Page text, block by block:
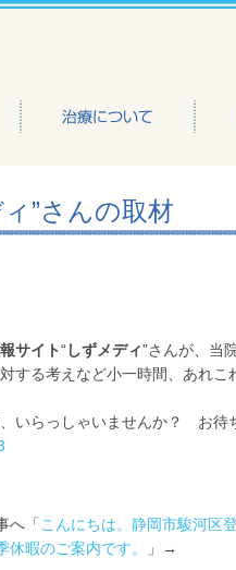
”さんの取材
サイト“ しずメディ”さんが、当
する考えなど小一時間、あれこ
いらっしゃいませんか？ お待
「 こんにちは。静岡市駿河
休暇のご案内です。
」→